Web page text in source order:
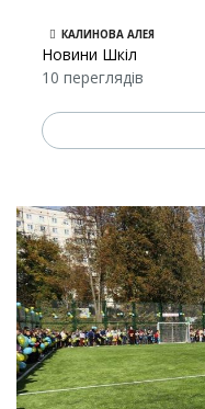
КАЛИНОВА АЛЕЯ
Новини Шкіл
10 переглядів